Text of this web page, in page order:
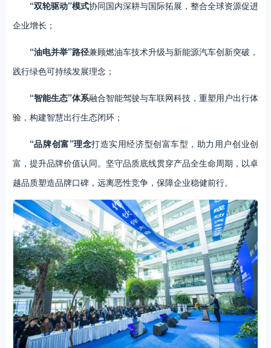
“双轮驱动”模式协同国内深耕与国际拓展，整合全球资源促进
企业增长；
“油电并举”路径兼顾燃油车技术升级与新能源汽车创新突破，
践行绿色可持续发展理念；
“智能生态”体系融合智能驾驶与车联网科技，重塑用户出行体
验，构建智慧出行生态闭环；
“品牌创富”理念打造实用经济型创富车型，助力用户创业创
富，提升品牌价值认同。坚守品质底线贯穿产品全生命周期，以卓
越品质塑造品牌口碑，远离恶性竞争，保障企业稳健前行。